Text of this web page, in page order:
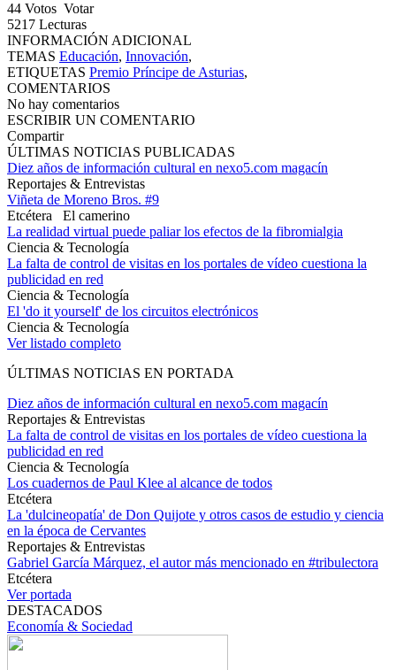
44 Votos Votar
5217 Lecturas
INFORMACIÓN ADICIONAL
TEMAS Educación, Innovación,
ETIQUETAS Premio Príncipe de Asturias,
COMENTARIOS
No hay comentarios
ESCRIBIR UN COMENTARIO
Compartir
ÚLTIMAS NOTICIAS PUBLICADAS
Diez años de información cultural en nexo5.com magacín
Reportajes & Entrevistas
Viñeta de Moreno Bros. #9
Etcétera
El camerino
La realidad virtual puede paliar los efectos de la fibromialgia
Ciencia & Tecnología
La falta de control de visitas en los portales de vídeo cuestiona la
publicidad en red
Ciencia & Tecnología
El 'do it yourself' de los circuitos electrónicos
Ciencia & Tecnología
Ver listado completo
ÚLTIMAS NOTICIAS EN PORTADA
Diez años de información cultural en nexo5.com magacín
Reportajes & Entrevistas
La falta de control de visitas en los portales de vídeo cuestiona la
publicidad en red
Ciencia & Tecnología
Los cuadernos de Paul Klee al alcance de todos
Etcétera
La 'dulcineopatía' de Don Quijote y otros casos de estudio y ciencia
en la época de Cervantes
Reportajes & Entrevistas
Gabriel García Márquez, el autor más mencionado en #tribulectora
Etcétera
Ver portada
DESTACADOS
Economía & Sociedad